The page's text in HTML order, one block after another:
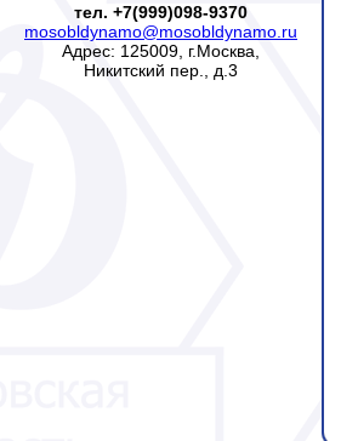
тел. +7(999)098-9370
mosobldynamo@mosobldynamo.ru
Адрес: 125009, г.Москва,
Никитский пер., д.3